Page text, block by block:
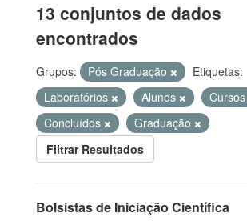
13 conjuntos de dados
encontrados
Grupos: Pós Graduação
Etiquetas:
Laboratórios
Alunos
Cursos
Concluídos
Graduação
Filtrar Resultados
Bolsistas de Iniciação Científica